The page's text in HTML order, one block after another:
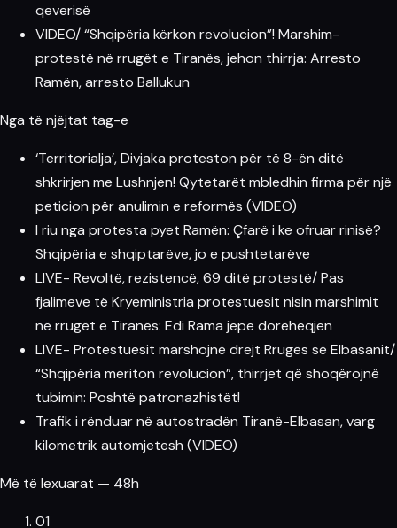
qeverisë
VIDEO/ “Shqipëria kërkon revolucion”! Marshim-
protestë në rrugët e Tiranës, jehon thirrja: Arresto
Ramën, arresto Ballukun
Nga të njëjtat tag-e
‘Territorialja’, Divjaka proteston për të 8-ën ditë
shkrirjen me Lushnjen! Qytetarët mbledhin firma për një
peticion për anulimin e reformës (VIDEO)
I riu nga protesta pyet Ramën: Çfarë i ke ofruar rinisë?
Shqipëria e shqiptarëve, jo e pushtetarëve
LIVE- Revoltë, rezistencë, 69 ditë protestë/ Pas
fjalimeve të Kryeministria protestuesit nisin marshimit
në rrugët e Tiranës: Edi Rama jepe dorëheqjen
LIVE- Protestuesit marshojnë drejt Rrugës së Elbasanit/
“Shqipëria meriton revolucion”, thirrjet që shoqërojnë
tubimin: Poshtë patronazhistët!
Trafik i rënduar në autostradën Tiranë-Elbasan, varg
kilometrik automjetesh (VIDEO)
Më të lexuarat — 48h
01